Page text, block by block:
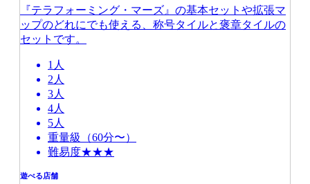
『テラフォーミング・マーズ』の基本セットや拡張マ
ップのどれにでも使える、称号タイルと褒章タイルの
セットです。
1人
2人
3人
4人
5人
重量級（60分〜）
難易度★★★
遊べる店舗